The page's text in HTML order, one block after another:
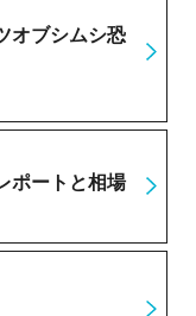
オブシムシ恐
ポートと相場